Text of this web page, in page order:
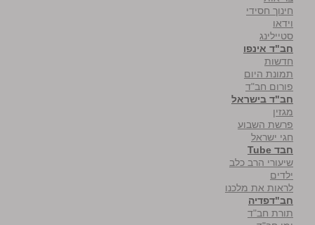
חינוך חסידי
וידאו
סטיילינג
חב"ד אינפו
חדשות
תמונת היום
פורום חב"ד
חב"ד בישראל
מגזין
פרשת השבוע
חגי ישראל
חבד Tube
שיעורי הרב כלב
ילדים
לראות את מלכנו
חב"דפדיה
תורת חב"ד